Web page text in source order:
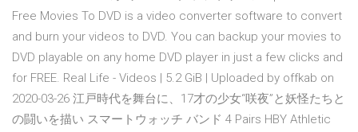
Free Movies To DVD is a video converter software to convert
and burn your videos to DVD. You can backup your movies to
DVD playable on any home DVD player in just a few clicks and
for FREE. Real Life - Videos | 5.2 GiB | Uploaded by offkab on
2020-03-26 江戸時代を舞台に、17才の少女“咲夜”と妖怪たちと
の闘いを描い スマートウォッチ バンド 4 Pairs HBY Athletic